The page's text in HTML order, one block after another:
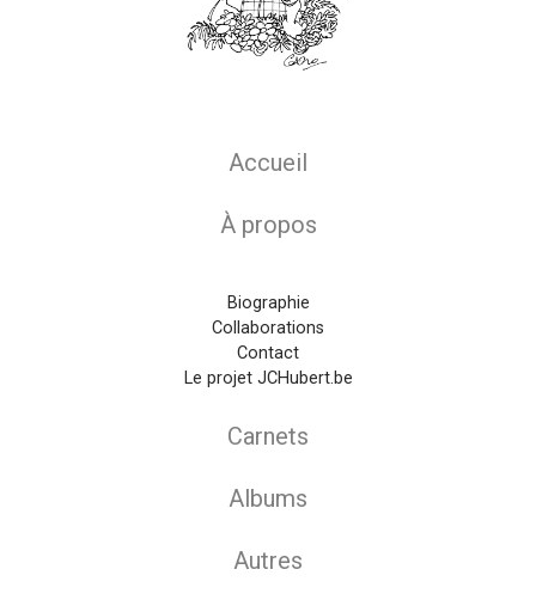
Accueil
À propos
Biographie
Collaborations
Contact
Le projet JCHubert.be
Carnets
Albums
Autres